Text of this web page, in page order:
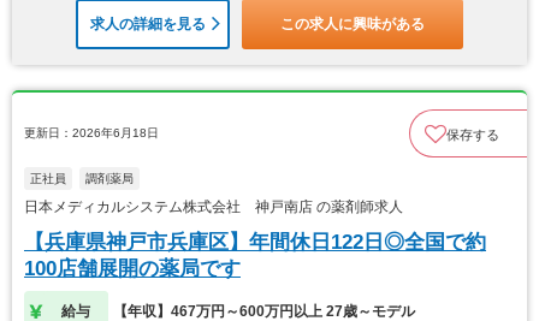
求人の詳細を見る この求人に興味がある
更新日：2026年6月18日 保存する
正社員 調剤薬局
日本メディカルシステム株式会社 神戸南店 の薬剤師求人
【兵庫県神戸市兵庫区】年間休日122日◎全国で約
100店舗展開の薬局です
給与 【年収】467万円～600万円以上 27歳～モデル